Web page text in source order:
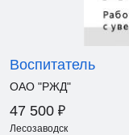
Воспитатель
ОАО "РЖД"
47 500 ₽
Лесозаводск